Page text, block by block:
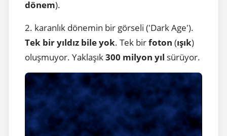
dönem).
2. karanlık dönemin bir görseli ('Dark Age').
Tek bir yıldız bile yok. Tek birfoton (ışık)
oluşmuyor. Yaklaşık300 milyon yıl sürüyor.